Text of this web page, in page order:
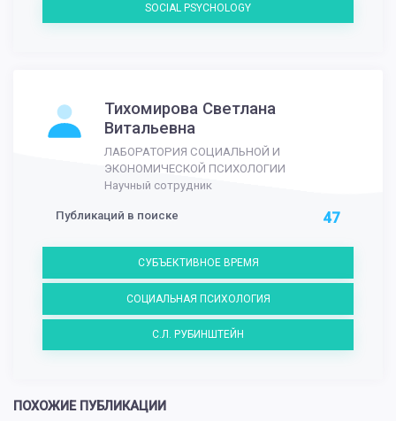
SOCIAL PSYCHOLOGY
Тихомирова Светлана
Витальевна
ЛАБОРАТОРИЯ СОЦИАЛЬНОЙ И
ЭКОНОМИЧЕСКОЙ ПСИХОЛОГИИ
Научный сотрудник
Публикаций в поиске 47
СУБЪЕКТИВНОЕ ВРЕМЯ
СОЦИАЛЬНАЯ ПСИХОЛОГИЯ
С.Л. РУБИНШТЕЙН
ПОХОЖИЕ ПУБЛИКАЦИИ